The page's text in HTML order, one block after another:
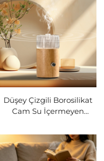
Düşey Çizgili Borosilikat
Cam Su İçermeyen
Katı Kayın Ağacı Tabanlı